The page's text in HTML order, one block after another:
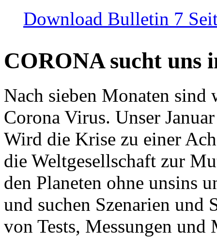
Download Bulletin 7
CORONA sucht uns
Nach sieben Monaten
Corona Virus. Unser
Wird die Krise zu einer
die Weltgesellschaft zur
den Planeten ohne unsins
und suchen Szenarien und
von Tests, Messungen und